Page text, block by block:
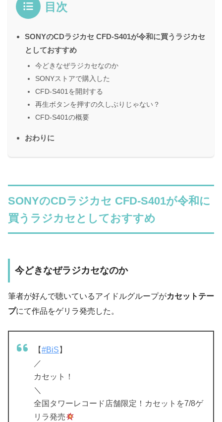
目次
SONYのCDラジカセ CFD-S401が令和に買うラジカセ
としておすすめ
今どきなぜラジカセなのか
SONYストアで購入した
CFD-S401を開封する
再生ボタンを押すの久しぶりじゃない？
CFD-S401の概要
おわりに
SONYのCDラジカセ CFD-S401が令和に
買うラジカセとしておすすめ
今どきなぜラジカセなのか
筆者が好んで聴いているアイドルグループがカセットテー
プにて作品をゲリラ発売した。
【#BiS 】
／
カセット！
＼
全国タワーレコード店舗限定！カセットを7/8ゲ
リラ発売